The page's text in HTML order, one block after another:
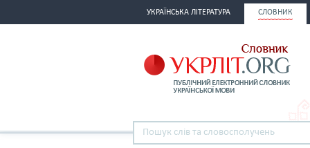
УКРАЇНСЬКА ЛІТЕРАТУРА СЛОВНИК